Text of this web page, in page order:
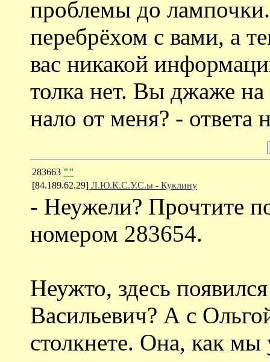
проблемы до
перебрёхом с вами, а
вас никакой
толка нет. Вы джаже
нало от меня? -
283663 ""
[84.189.62.29] Л.Ю.К.С.У.С.ы - Куклину
- Неужели? Прочтите
номером 283654.
Неужто, здесь
Васильевич? А с
столкнете. Она, как мы